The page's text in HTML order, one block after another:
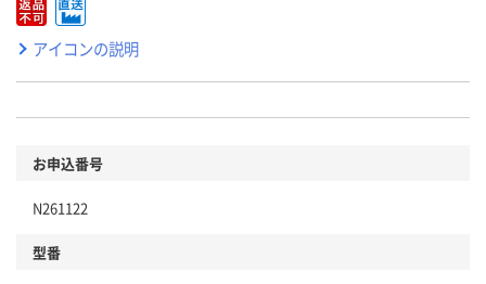
アイコンの説明
お申込番号
N261122
型番